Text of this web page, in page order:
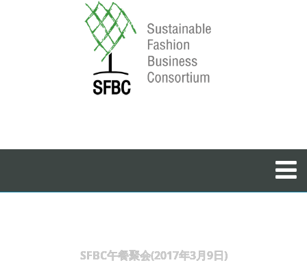
SFBC午餐聚会(2017年3月9日)